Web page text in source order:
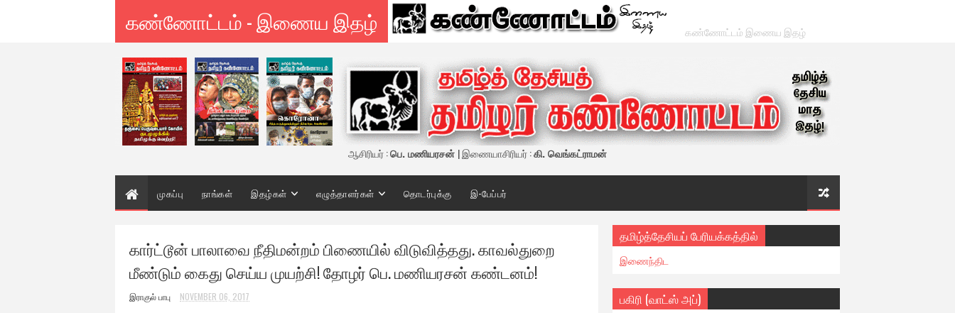
கண்ணோட்டம் - இணைய இதழ் கண்ணோட்டம் இணைய இதழ்
ஆசிரியர் :பெ. மணியரசன் | இணையாசிரியர் :கி. வெங்கட்ராமன்
முகப்பு நாங்கள் இதழ்கள் எழுத்தாளர்கள் தொடர்புக்கு இ-பேப்பர்
கார்ட்டூன் பாலாவை நீதிமன்றம் பிணையில் விடுவித்தது. காவல்துறை
மீண்டும் கைது செய்ய முயற்சி! தோழர் பெ. மணியரசன் கண்டனம்!
இராகுல் பாபு NOVEMBER 06, 2017
தமிழ்த்தேசியப் பேரியக்கத்தில்
இணைந்திட
பகிரி (வாட்ஸ் அப்)